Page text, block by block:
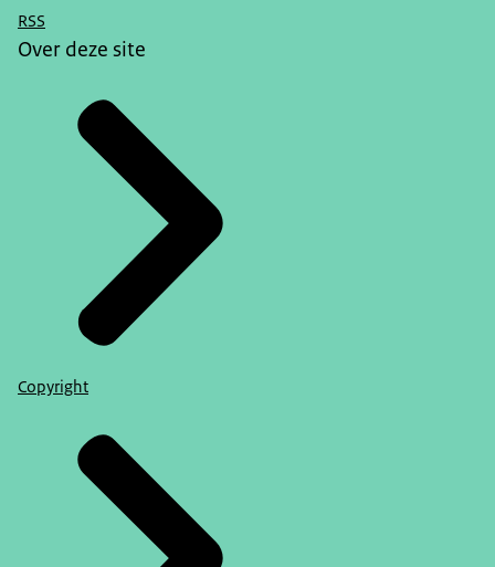
RSS
Over deze site
Copyright